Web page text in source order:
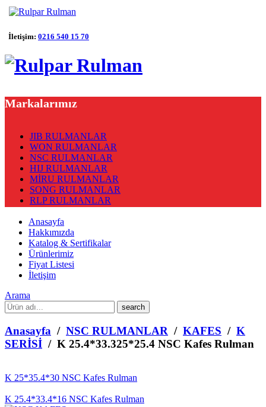
İletişim: 0216 540 15 70
Markalarımız
JIB RULMANLAR
WON RULMANLAR
NSC RULMANLAR
HIJ RULMANLAR
MİRU RULMANLAR
SONG RULMANLAR
RLP RULMANLAR
Anasayfa
Hakkımızda
Katalog & Sertifikalar
Ürünlerimiz
Fiyat Listesi
İletişim
Arama
What
are
you
looking
for?
Anasayfa / NSC RULMANLAR / KAFES / K
SERİSİ / K 25.4*33.325*25.4 NSC Kafes Rulman
K 25*35.4*30 NSC Kafes Rulman
K 25.4*33.4*16 NSC Kafes Rulman